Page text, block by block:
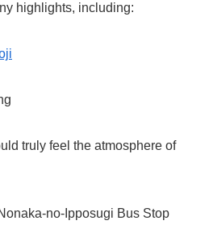
highlights, including:
truly feel the atmosphere of
no-Ipposugi Bus Stop